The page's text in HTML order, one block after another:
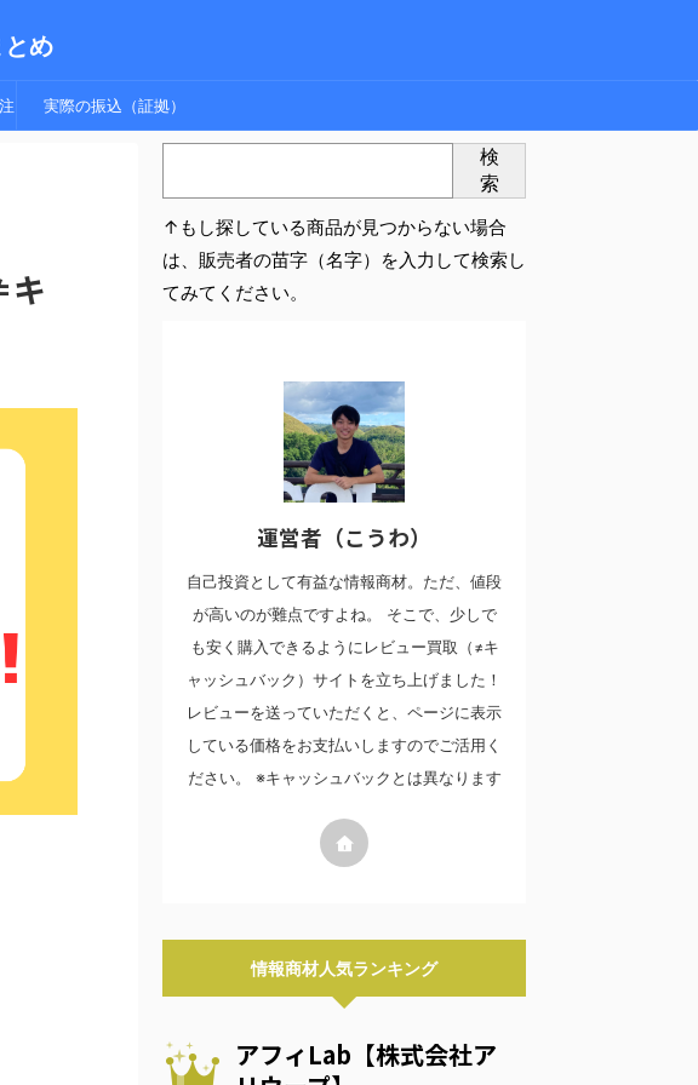
め
実際の振込（証拠）
キ
検
索
↑もし探している商品が見つからない場合
は、販売者の苗字（名字）を入力して検索し
てみてください。
運営者（こうわ）
自己投資として有益な情報商材。ただ、値段
が高いのが難点ですよね。 そこで、少しで
も安く購入できるようにレビュー買取（≠キ
ャッシュバック）サイトを立ち上げました！
レビューを送っていただくと、ページに表示
している価格をお支払いしますのでご活用く
ださい。 ※キャッシュバックとは異なります
情報商材人気ランキング
アフィLab【株式会社ア